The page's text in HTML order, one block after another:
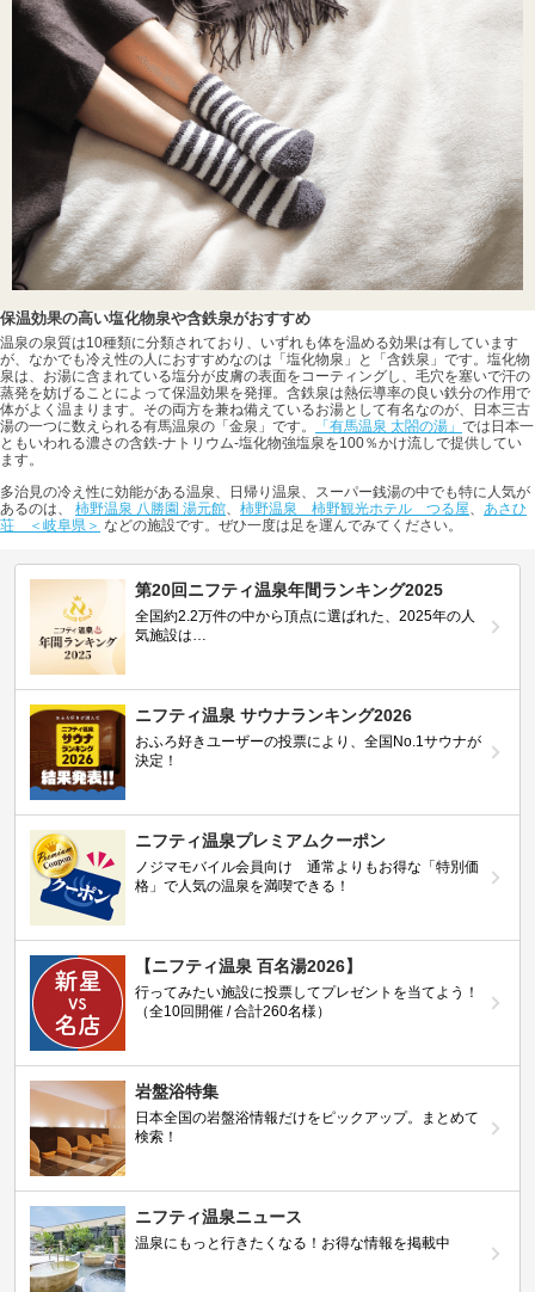
保温効果の高い塩化物泉や含鉄泉がおすすめ
温泉の泉質は10種類に分類されており、いずれも体を温める効果は有しています
が、なかでも冷え性の人におすすめなのは「塩化物泉」と「含鉄泉」です。塩化物
泉は、お湯に含まれている塩分が皮膚の表面をコーティングし、毛穴を塞いで汗の
蒸発を妨げることによって保温効果を発揮。含鉄泉は熱伝導率の良い鉄分の作用で
体がよく温まります。その両方を兼ね備えているお湯として有名なのが、日本三古
湯の一つに数えられる有馬温泉の「金泉」です。
「有馬温泉 太閤の湯」 では日本一
ともいわれる濃さの含鉄-ナトリウム-塩化物強塩泉を100％かけ流しで提供してい
ます。
多治見の冷え性に効能がある温泉、日帰り温泉、スーパー銭湯の中でも特に人気が
あるのは、 柿野温泉 八勝園 湯元館、 柿野温泉 柿野観光ホテル つる屋、 あさひ
荘 ＜岐阜県＞ などの施設です。ぜひ一度は足を運んでみてください。
第20回ニフティ温泉年間ランキング2025
全国約2.2万件の中から頂点に選ばれた、2025年の人
気施設は…
ニフティ温泉 サウナランキング2026
おふろ好きユーザーの投票により、全国No.1サウナが
決定！
ニフティ温泉プレミアムクーポン
ノジマモバイル会員向け 通常よりもお得な「特別価
格」で人気の温泉を満喫できる！
【ニフティ温泉 百名湯2026】
行ってみたい施設に投票してプレゼントを当てよう！
（全10回開催 / 合計260名様）
岩盤浴特集
日本全国の岩盤浴情報だけをピックアップ。まとめて
検索！
ニフティ温泉ニュース
温泉にもっと行きたくなる！お得な情報を掲載中